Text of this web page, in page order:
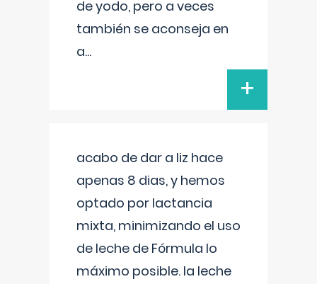
de yodo, pero a veces
también se aconseja en
a...
+
acabo de dar a liz hace
apenas 8 dias, y hemos
optado por lactancia
mixta, minimizando el uso
de leche de Fórmula lo
máximo posible. la leche